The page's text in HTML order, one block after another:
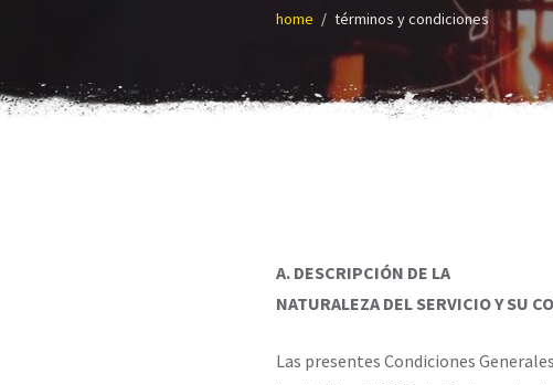
home términos y condiciones
A. DESCRIPCIÓN DE LA
NATURALEZA DEL SERVICIO Y SU
Las presentes Condiciones